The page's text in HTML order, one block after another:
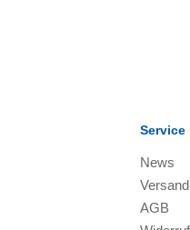
Service
News
Versand
AGB